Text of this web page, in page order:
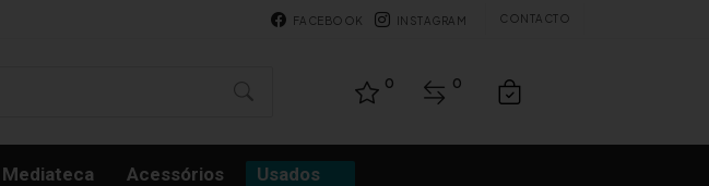
FACEBOOK INSTAGRAM CONTACTO
0 0
Mediateca Acessórios Usados